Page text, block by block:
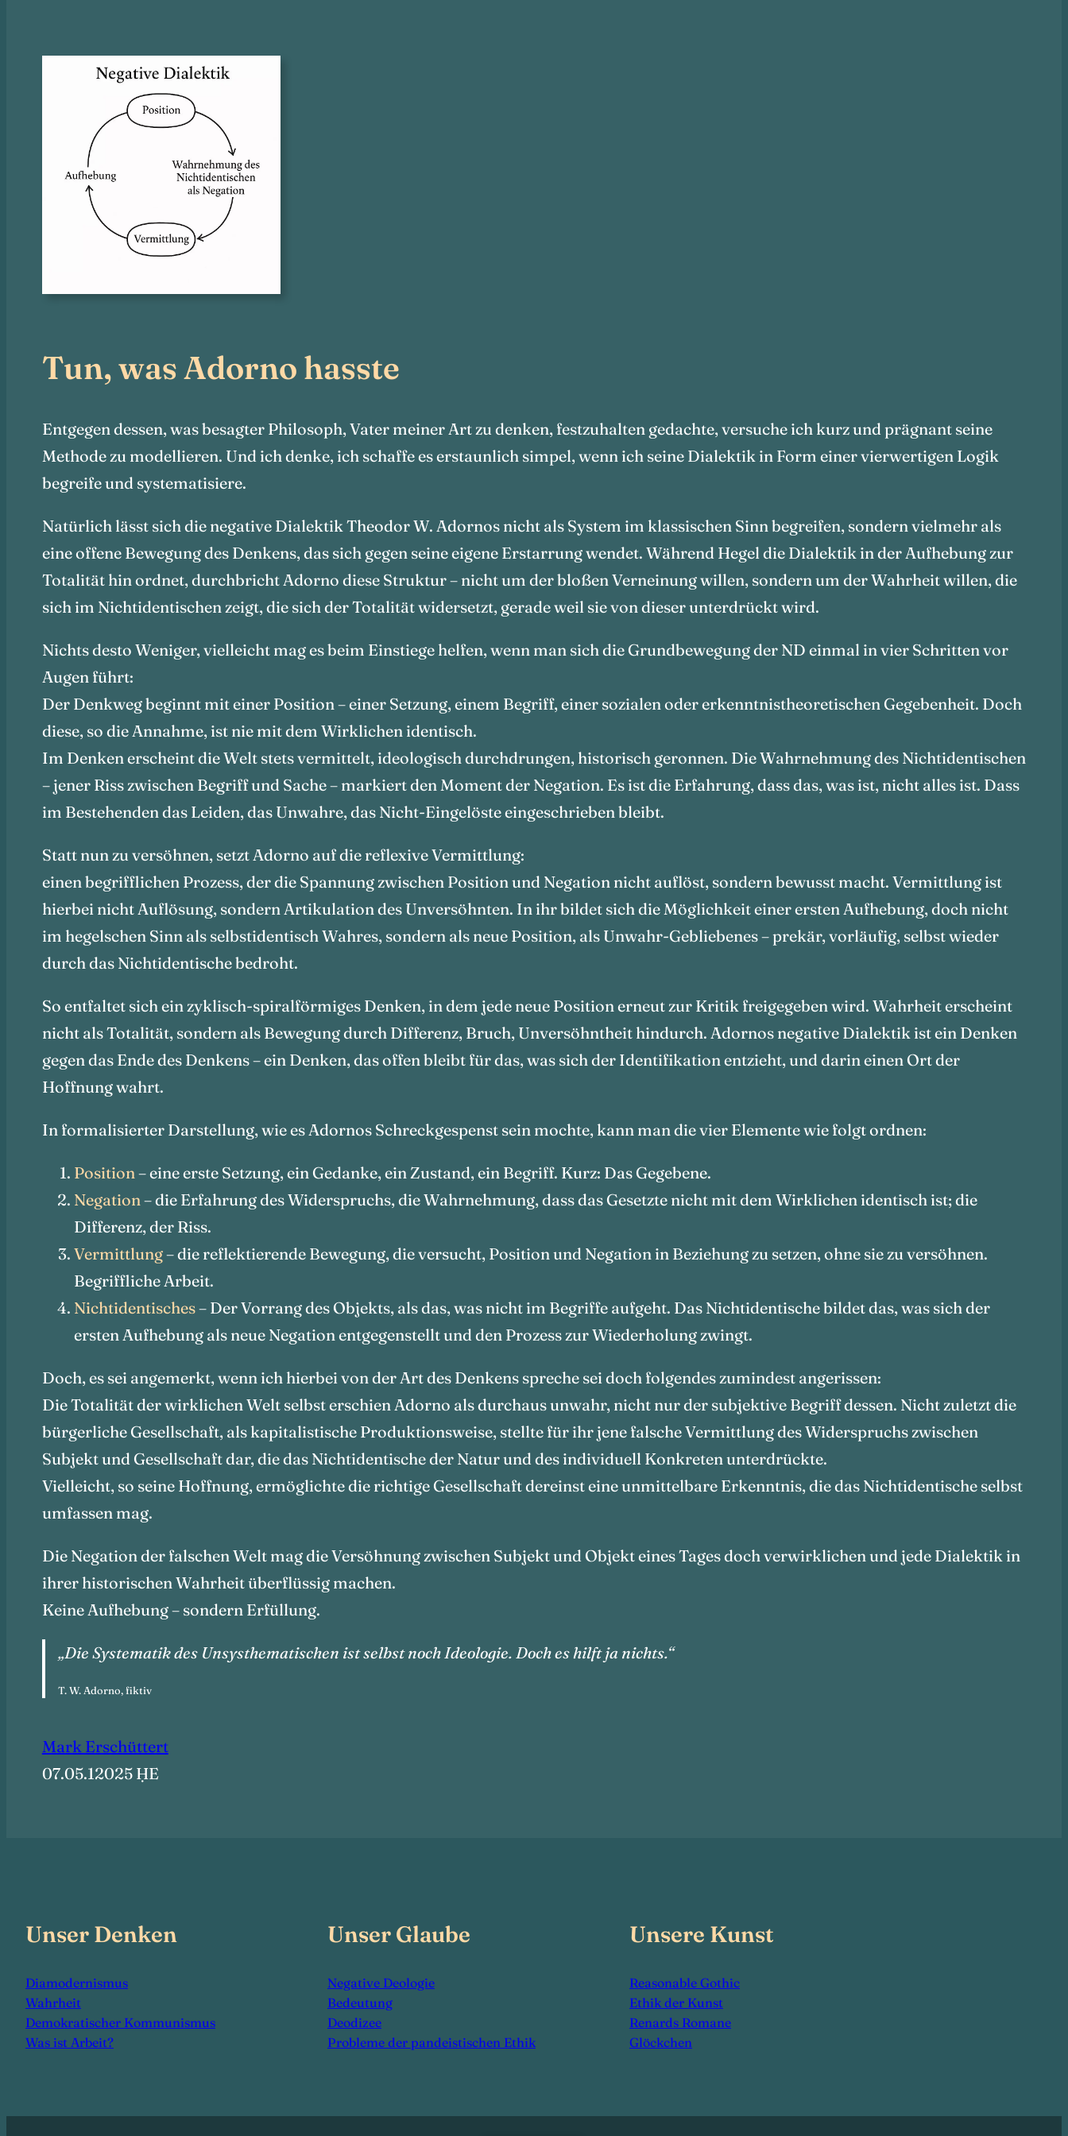
Tun, was Adorno hasste
Entgegen dessen, was besagter Philosoph, Vater meiner Art zu denken, festzuhalten gedachte, versuche ich kurz und prägnant seine
Methode zu modellieren. Und ich denke, ich schaffe es erstaunlich simpel, wenn ich seine Dialektik in Form einer vierwertigen Logik
begreife und systematisiere.
Natürlich lässt sich die negative Dialektik Theodor W. Adornos nicht als System im klassischen Sinn begreifen, sondern vielmehr als
eine offene Bewegung des Denkens, das sich gegen seine eigene Erstarrung wendet. Während Hegel die Dialektik in der Aufhebung zur
Totalität hin ordnet, durchbricht Adorno diese Struktur – nicht um der bloßen Verneinung willen, sondern um der Wahrheit willen, die
sich im Nichtidentischen zeigt, die sich der Totalität widersetzt, gerade weil sie von dieser unterdrückt wird.
Nichts desto Weniger, vielleicht mag es beim Einstiege helfen, wenn man sich die Grundbewegung der ND einmal in vier Schritten vor
Augen führt:
Der Denkweg beginnt mit einer Position – einer Setzung, einem Begriff, einer sozialen oder erkenntnistheoretischen Gegebenheit. Doch
diese, so die Annahme, ist nie mit dem Wirklichen identisch.
Im Denken erscheint die Welt stets vermittelt, ideologisch durchdrungen, historisch geronnen. Die Wahrnehmung des Nichtidentischen
– jener Riss zwischen Begriff und Sache – markiert den Moment der Negation. Es ist die Erfahrung, dass das, was ist, nicht alles ist. Dass
im Bestehenden das Leiden, das Unwahre, das Nicht-Eingelöste eingeschrieben bleibt.
Statt nun zu versöhnen, setzt Adorno auf die reflexive Vermittlung:
einen begrifflichen Prozess, der die Spannung zwischen Position und Negation nicht auflöst, sondern bewusst macht. Vermittlung ist
hierbei nicht Auflösung, sondern Artikulation des Unversöhnten. In ihr bildet sich die Möglichkeit einer ersten Aufhebung, doch nicht
im hegelschen Sinn als selbstidentisch Wahres, sondern als neue Position, als Unwahr-Gebliebenes – prekär, vorläufig, selbst wieder
durch das Nichtidentische bedroht.
So entfaltet sich ein zyklisch-spiralförmiges Denken, in dem jede neue Position erneut zur Kritik freigegeben wird. Wahrheit erscheint
nicht als Totalität, sondern als Bewegung durch Differenz, Bruch, Unversöhntheit hindurch. Adornos negative Dialektik ist ein Denken
gegen das Ende des Denkens – ein Denken, das offen bleibt für das, was sich der Identifikation entzieht, und darin einen Ort der
Hoffnung wahrt.
In formalisierter Darstellung, wie es Adornos Schreckgespenst sein mochte, kann man die vier Elemente wie folgt ordnen:
Position– eine erste Setzung, ein Gedanke, ein Zustand, ein Begriff. Kurz: Das Gegebene.
Negation– die Erfahrung des Widerspruchs, die Wahrnehmung, dass das Gesetzte nicht mit dem Wirklichen identisch ist; die
Differenz, der Riss.
Vermittlung– die reflektierende Bewegung, die versucht, Position und Negation in Beziehung zu setzen, ohne sie zu versöhnen.
Begriffliche Arbeit.
Nichtidentisches– Der Vorrang des Objekts, als das, was nicht im Begriffe aufgeht. Das Nichtidentische bildet das, was sich der
ersten Aufhebung als neue Negation entgegenstellt und den Prozess zur Wiederholung zwingt.
Doch, es sei angemerkt, wenn ich hierbei von der Art des Denkens spreche sei doch folgendes zumindest angerissen:
Die Totalität der wirklichen Welt selbst erschien Adorno als durchaus unwahr, nicht nur der subjektive Begriff dessen. Nicht zuletzt die
bürgerliche Gesellschaft, als kapitalistische Produktionsweise, stellte für ihr jene falsche Vermittlung des Widerspruchs zwischen
Subjekt und Gesellschaft dar, die das Nichtidentische der Natur und des individuell Konkreten unterdrückte.
Vielleicht, so seine Hoffnung, ermöglichte die richtige Gesellschaft dereinst eine unmittelbare Erkenntnis, die das Nichtidentische selbst
umfassen mag.
Die Negation der falschen Welt mag die Versöhnung zwischen Subjekt und Objekt eines Tages doch verwirklichen und jede Dialektik in
ihrer historischen Wahrheit überflüssig machen.
Keine Aufhebung – sondern Erfüllung.
„Die Systematik des Unsysthematischen ist selbst noch Ideologie. Doch es hilft ja nichts.“
T. W. Adorno, fiktiv
Mark Erschüttert
07.05.12025 ḤE
Unser Denken
Diamodernismus
Wahrheit
Demokratischer Kommunismus
Was ist Arbeit?
Unser Glaube
Negative Deologie
Bedeutung
Deodizee
Probleme der pandeistischen Ethik
Unsere Kunst
Reasonable Gothic
Ethik der Kunst
Renards Romane
Glöckchen